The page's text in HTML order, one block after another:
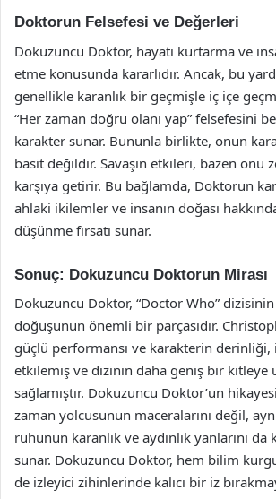
Doktorun Felsefesi ve Değerleri
Dokuzuncu Doktor, hayatı kurtarma ve
etme konusunda kararlıdır. Ancak, bu
genellikle karanlık bir geçmişle iç içe
“Her zaman doğru olanı yap” felsefesini
karakter sunar. Bununla birlikte, onun
basit değildir. Savaşın etkileri, bazen onu
karşıya getirir. Bu bağlamda, Doktorun
ahlaki ikilemler ve insanın doğası
düşünme fırsatı sunar.
Sonuç: Dokuzuncu Doktorun Mirası
Dokuzuncu Doktor, “Doctor Who”
doğuşunun önemli bir parçasıdır.
güçlü performansı ve karakterin derinliği,
etkilemiş ve dizinin daha geniş bir kitleye
sağlamıştır. Dokuzuncu Doktor’un
zaman yolcusunun maceralarını değil,
ruhunun karanlık ve aydınlık yanlarını da
sunar. Dokuzuncu Doktor, hem bilim
de izleyici zihinlerinde kalıcı bir iz